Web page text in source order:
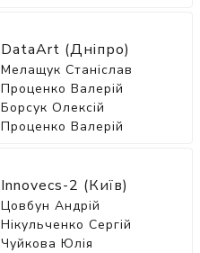
DataArt (Дніпро)
Мелащук Станіслав
Проценко Валерій
Борсук Олексій
Проценко Валерій
Innovecs-2 (Київ)
Цовбун Андрій
Нікульченко Сергій
Чуйкова Юлія